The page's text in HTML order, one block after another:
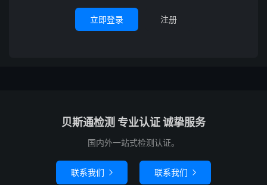
立即登录 注册
贝斯通检测 专业认证 诚挚服务
国内外一站式检测认证。
联系我们  联系我们 